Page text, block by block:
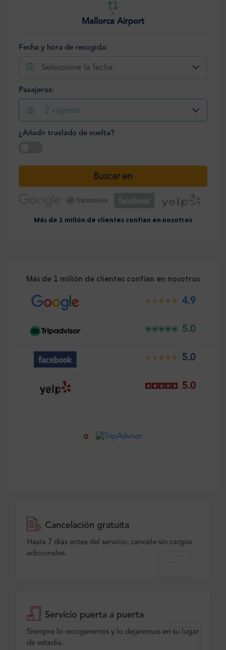
A
Mallorca Airport
Fecha y hora de recogida:
Seleccione la fecha
Pasajeros:
2 viajeros
¿Añadir traslado de vuelta?
Buscar en
Más de 1 millón de clientes confían en nosotros
Más de 1 millón de clientes confían en nosotros
4.9
5.0
5.0
5.0
Cancelación gratuita
Hasta 7 días antes del servicio, cancele sin cargos
adicionales.
Servicio puerta a puerta
Siempre lo recogeremos y lo dejaremos en su lugar
de estadía.